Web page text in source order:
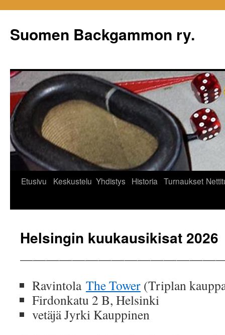
Suomen Backgammon ry.
Etusivu Keskustelu Yhdistys Historia Turnaukset
Helsingin kuukausikisat 2026
Ravintola The Tower (Triplan
Firdonkatu 2 B, Helsinki
vetäjä Jyrki Kauppinen